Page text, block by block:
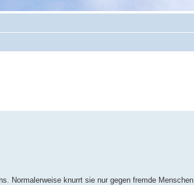
Normalerweise knurrt sie nur gegen fremde Menschen.